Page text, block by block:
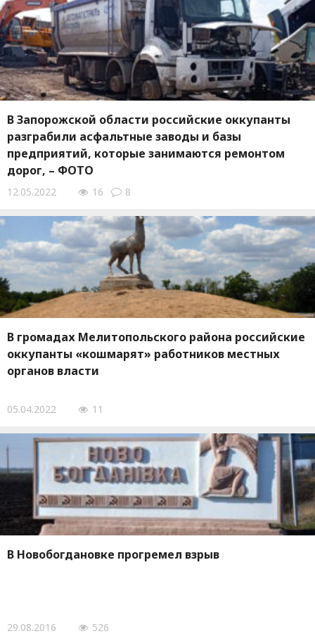
В Запорожской области российские оккупанты
разграбили асфальтные заводы и базы
предприятий, которые занимаются ремонтом
дорог, – ФОТО
12.05.2022 16 8
В громадах Мелитопольского района российские
оккупанты «кошмарят» работников местных
органов власти
05.04.2022 11
В Новобогдановке прогремел взрыв
29.08.2016 526